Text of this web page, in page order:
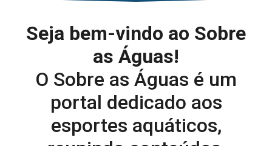
Seja bem-vindo ao Sobre
as Águas!
O Sobre as Águas é um
portal dedicado aos
esportes aquáticos,